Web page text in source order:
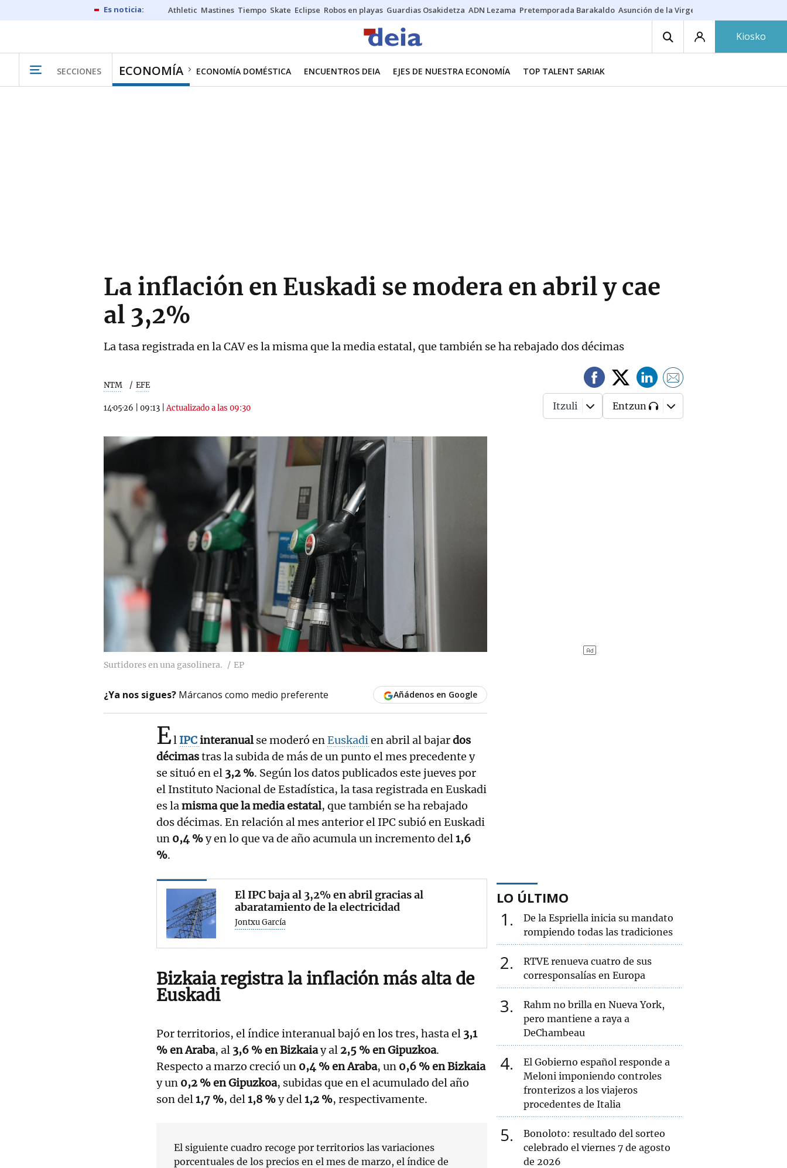
Athletic Mastines Tiempo Skate Eclipse Robos en playas Guardias Osakidetza ADN Lezama Pretemporada Barakaldo Asunción de la Virgen
Kiosko
SECCIONES ECONOMÍA ECONOMÍA DOMÉSTICA ENCUENTROS DEIA EJES DE NUESTRA ECONOMÍA TOP TALENT SARIAK
La inflación en Euskadi se modera en abril y cae
al 3,2%
La tasa registrada en la CAV es la misma que la media estatal, que también se ha rebajado dos décimas
NTM EFE
14·05·26 09:13 |Actualizado a las 09:30 Itzuli Entzun
Surtidores en una gasolinera. EP
¿Ya nos sigues? Márcanos como medio preferente Añádenos en Google
El IPCinteranualse moderó enEuskadien abril al bajardos
décimastras la subida de más de un punto el mes precedente y
se situó en el 3,2 %. Según los datos publicados este jueves por
el Instituto Nacional de Estadística, la tasa registrada en Euskadi
es lamisma que la media estatal, que también se ha rebajado
dos décimas. En relación al mes anterior el IPC subió en Euskadi
un 0,4 %y en lo que va de año acumula un incremento del1,6
%.
El IPC baja al 3,2% en abril gracias al
abaratamiento de la electricidad
Jontxu García
Bizkaia registra la inflación más alta de
Euskadi
Por territorios, el índice interanual bajó en los tres, hasta el 3,1
% en Araba, al 3,6 % en Bizkaiay al 2,5 % en Gipuzkoa.
Respecto a marzo creció un 0,4 % en Araba, un 0,6 % en Bizkaia
y un 0,2 % en Gipuzkoa, subidas que en el acumulado del año
son del1,7 %, del1,8 %y del1,2 %, respectivamente.
El siguiente cuadro recoge por territorios las variaciones
porcentuales de los precios en el mes de marzo, el índice de
LO ÚLTIMO
1
De la Espriella inicia su mandato
rompiendo todas las tradiciones
2
RTVE renueva cuatro de sus
corresponsalías en Europa
3
Rahm no brilla en Nueva York,
pero mantiene a raya a
DeChambeau
4
El Gobierno español responde a
Meloni imponiendo controles
fronterizos a los viajeros
procedentes de Italia
5
Bonoloto: resultado del sorteo
celebrado el viernes 7 de agosto
de 2026